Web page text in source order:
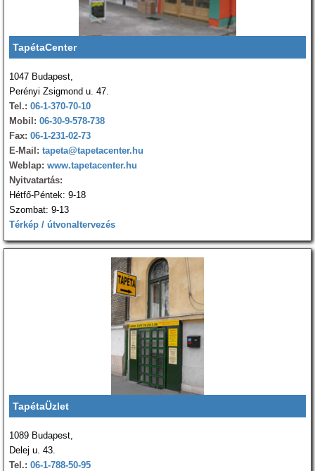
TapétaCenter
1047 Budapest,
Perényi Zsigmond u. 47.
Tel.: 06-1-370-70-10
Mobil: 06-30-9-578-738
Fax: 06-1-231-02-73
E-Mail: tapeta@tapetacenter.hu
Weblap: www.tapetacenter.hu
Nyitvatartás:
Hétfő-Péntek: 9-18
Szombat: 9-13
Térkép / útvonaltervezés
TapétaÜzlet
1089 Budapest,
Delej u. 43.
Tel.: 06-1-788-50-95